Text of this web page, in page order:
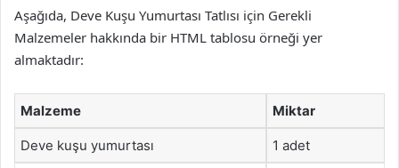
Aşağıda, Deve Kuşu Yumurtası Tatlısı için Gerekli
Malzemeler hakkında bir HTML tablosu örneği yer
almaktadır:
Malzeme Miktar
Deve kuşu yumurtası 1 adet